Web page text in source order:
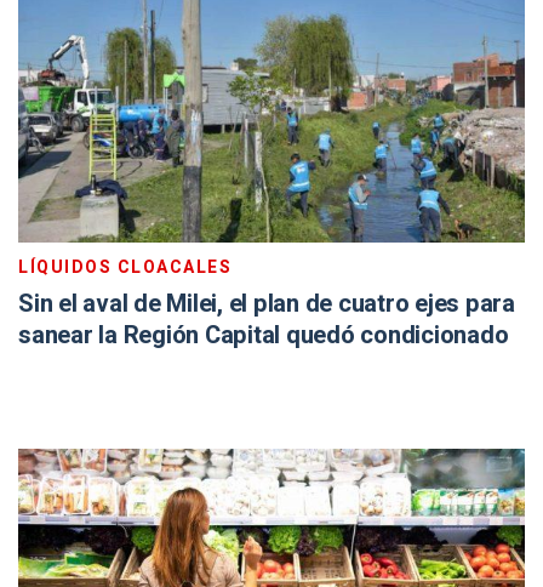
LÍQUIDOS CLOACALES
Sin el aval de Milei, el plan de cuatro ejes para
sanear la Región Capital quedó condicionado